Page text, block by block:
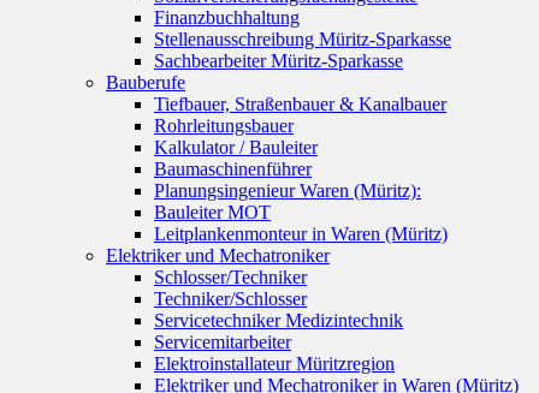
Finanzbuchhaltung
Stellenausschreibung Müritz-Sparkasse
Sachbearbeiter Müritz-Sparkasse
Bauberufe
Tiefbauer, Straßenbauer & Kanalbauer
Rohrleitungsbauer
Kalkulator / Bauleiter
Baumaschinenführer
Planungsingenieur Waren (Müritz):
Bauleiter MOT
Leitplankenmonteur in Waren (Müritz)
Elektriker und Mechatroniker
Schlosser/Techniker
Techniker/Schlosser
Servicetechniker Medizintechnik
Servicemitarbeiter
Elektroinstallateur Müritzregion
Elektriker und Mechatroniker in Waren (Müritz)